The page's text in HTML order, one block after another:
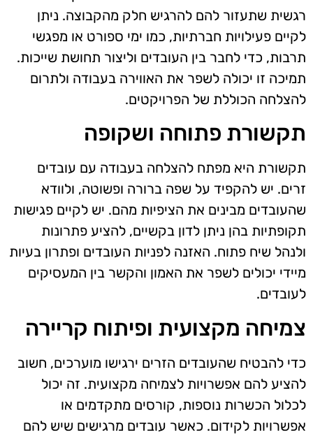
רגשית שתעזור להם להרגיש חלק מהקבוצה. ניתן
לקיים פעילויות חברתיות, כמו ימי ספורט או מפגשי
תרבות, כדי לחבר בין העובדים וליצור תחושת שייכות.
תמיכה זו יכולה לשפר את האווירה בעבודה ולתרום
להצלחה הכוללת של הפרויקטים.
תקשורת פתוחה ושקופה
תקשורת היא מפתח להצלחה בעבודה עם עובדים
זרים. יש להקפיד על שפה ברורה ופשוטה, ולוודא
שהעובדים מבינים את הציפיות מהם. יש לקיים פגישות
תקופתיות בהן ניתן לדון בקשיים, להציע פתרונות
ולנהל שיח פתוח. האזנה לפניות העובדים ופתרון בעיות
מיידי יכולים לשפר את האמון והקשר בין המעסיקים
לעובדים.
צמיחה מקצועית ופיתוח קריירה
כדי להבטיח שהעובדים הזרים ירגישו מוערכים, חשוב
להציע להם אפשרויות לצמיחה מקצועית. זה יכול
לכלול הכשרות נוספות, קורסים מתקדמים או
אפשרויות לקידום. כאשר עובדים מרגישים שיש להם